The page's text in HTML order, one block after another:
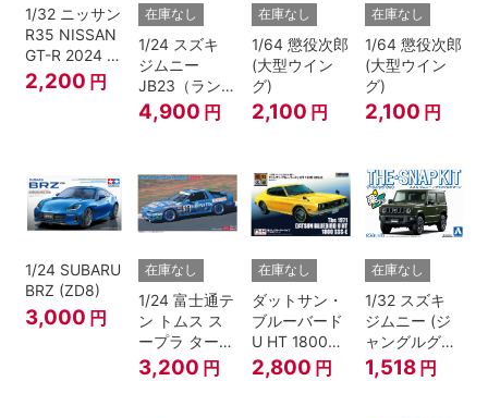
1/32 ニッサン
R35 NISSAN
GT-R 2024 メ
タリックブル
ー
2,200 円
在庫なし
1/24 スズキ
ジムニー
JB23（ランド
ベンチャー/ク
ールカーキパ
4,900 円
在庫なし
1/64 懲役次郎
(大型ウイン
グ)
2,100 円
在庫なし
1/64 懲役次郎
(大型ウイン
グ)
2,100 円
1/24 SUBARU
BRZ (ZD8)
3,000 円
在庫なし
1/24 富士通テ
ン トムス ス
ープラ ターボ
A70 1990
JTC
3,200 円
在庫なし
ダットサン・
ブルーバード
U HT 1800
SSS-E
2,800 円
在庫なし
1/32 スズキ
ジムニー (ジ
ャングルグリ
ー ン)
1,518 円